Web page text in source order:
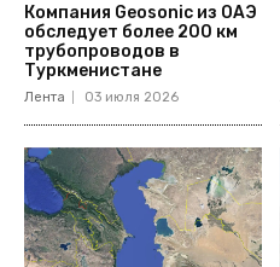
Компания Geosonic из ОАЭ
обследует более 200 км
трубопроводов в
Туркменистане
Лента 03 июля 2026